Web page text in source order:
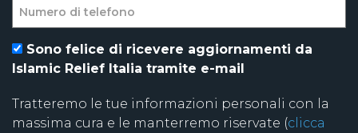
Sono felice di ricevere aggiornamenti da
Islamic Relief Italia tramite e-mail
Tratteremo le tue informazioni personali con la
massima cura e le manterremo riservate (clicca